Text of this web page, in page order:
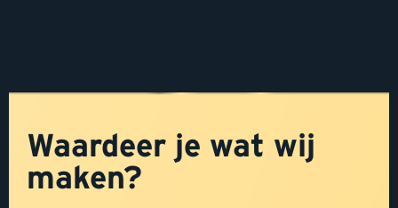
Waardeer je wat wij
maken?